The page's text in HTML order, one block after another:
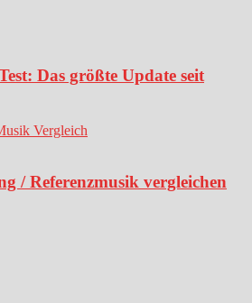
Das größte Update seit
/ Referenzmusik vergleichen